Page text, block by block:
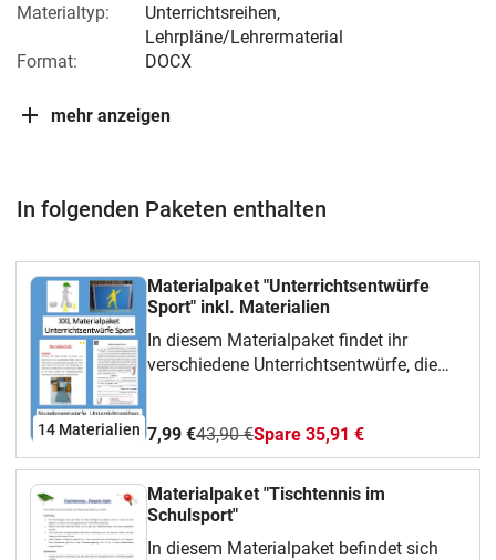
Materialtyp:
Unterrichtsreihen,
Lehrpläne/Lehrermaterial
Format:
DOCX
mehr anzeigen
In folgenden Paketen enthalten
14 Materialien
Materialpaket "Unterrichtsentwürfe
Sport" inkl. Materialien
In diesem Materialpaket findet ihr
verschiedene Unterrichtsentwürfe, die
Beginn eines Schuljahres ausgegeben
werden kann.Über eine Rückmeldung
würde ich mich sehr freuenViel Freude
mit meinem Material
7,99 €43,90 €Spare 35,91 €
Materialpaket "Tischtennis im
Schulsport"
In diesem Materialpaket befindet sich